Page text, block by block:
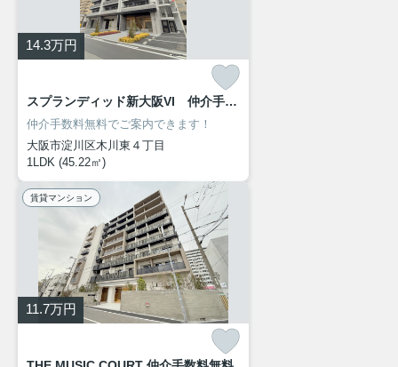
14.3万円
スプランディッド新大阪VI 仲介手数料無料
仲介手数料無料でご案内できます！
大阪市淀川区木川東４丁目
1LDK (45.22㎡)
賃貸マンション
11.7万円